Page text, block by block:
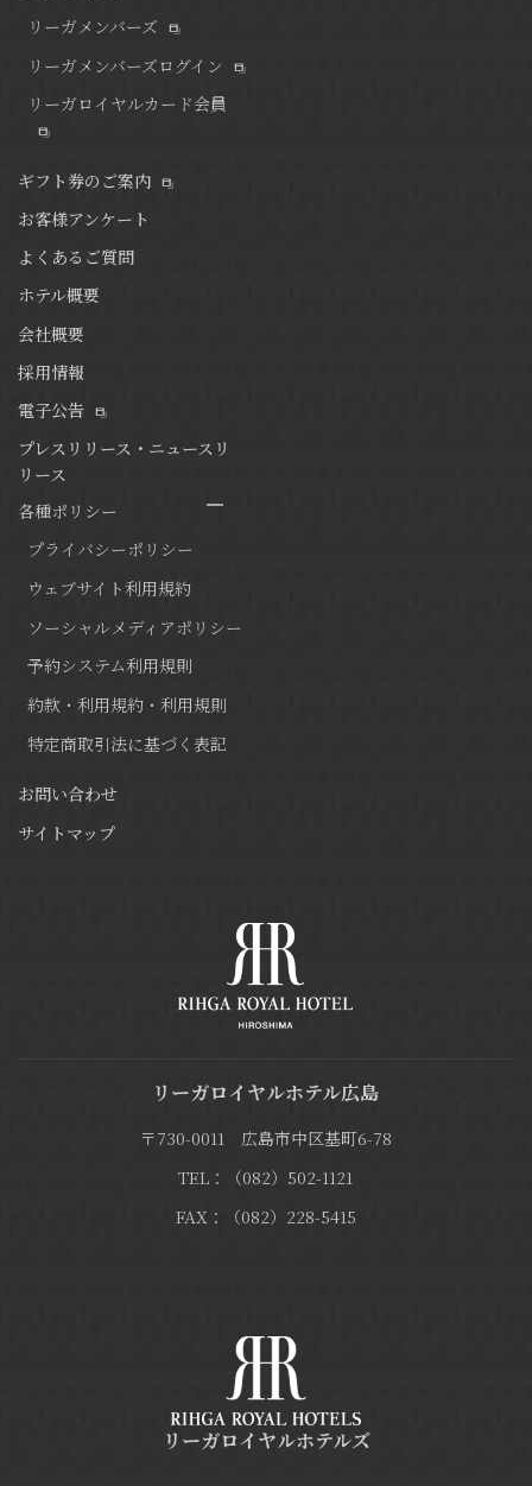
リーガメンバーズ
リーガメンバーズログイン
リーガロイヤルカード会員
ギフト券のご案内
お客様アンケート
よくあるご質問
ホテル概要
会社概要
採用情報
電子公告
プレスリリース・ニュースリ
リース
各種ポリシー
プライバシーポリシー
ウェブサイト利用規約
ソーシャルメディアポリシー
予約システム利用規則
約款・利用規約・利用規則
特定商取引法に基づく表記
お問い合わせ
サイトマップ
リーガロイヤルホテル広島
〒730-0011 広島市中区基町6-78
TEL：（082）502-1121
FAX：（082）228-5415
リーガロイヤルホテルズ